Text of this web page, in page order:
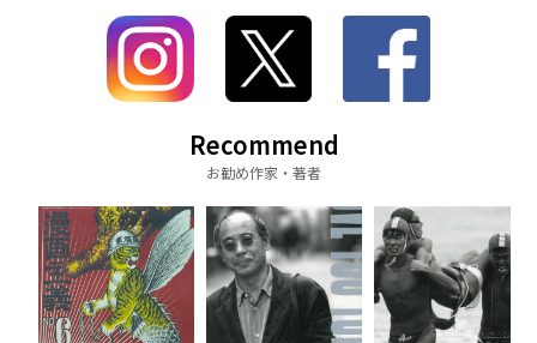
Recommend
お勧め作家・著者